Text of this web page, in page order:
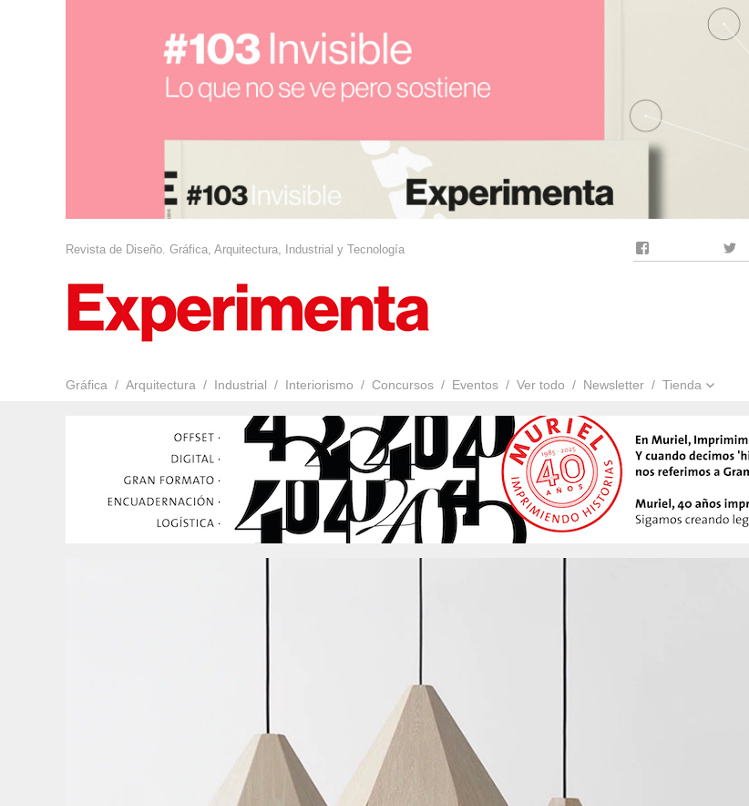
Revista de Diseño. Gráfica, Arquitectura, Industrial y Tecnología
Gráfica Arquitectura Industrial Interiorismo Concursos Eventos Ver todo Newsletter Tienda